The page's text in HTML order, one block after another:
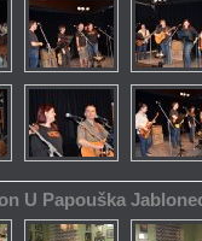
U Papouška